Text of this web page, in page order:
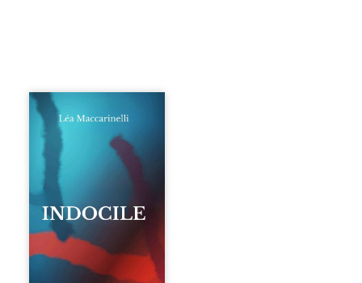
Quatre parties.
Quatre refus.
Quatre visages
d’une existence en
friction. Entre les
silences qu’on ne
déchiffre pas, les
amours qu’on
dérange, les corps
qu’on administre
et les liens qu’on
sabote, cet
ouvrage parle à